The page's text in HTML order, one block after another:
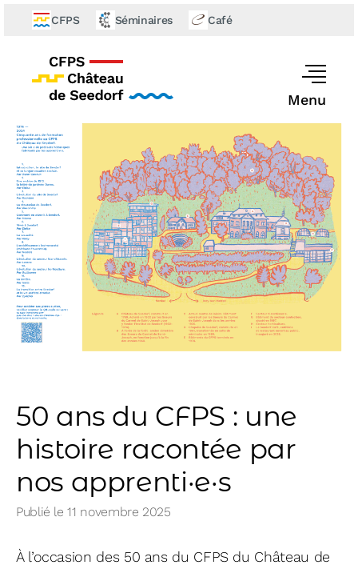
CFPS Séminaires Café
Menu
50 ans du CFPS : une
histoire racontée par
nos apprenti·e·s
Publié le11 novembre 2025
À l’occasion des 50 ans du CFPS du Château de